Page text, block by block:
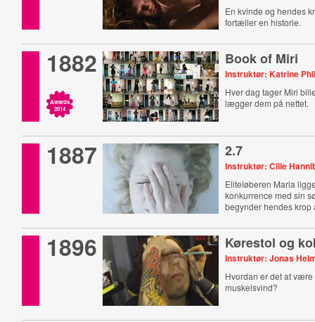
En kvinde og hendes
fortæller en historie.
1882
Awards
2014
Book of Miri
Instruktør: Katrine
Hver dag tager Miri
lægger dem på nettet.
1887 2.7
Instruktør: Cille
Eliteløberen Maria
konkurrence med sin
begynder hendes krop
1896 Kørestol og
Instruktør: Jonas
Hvordan er det at
muskelsvind?